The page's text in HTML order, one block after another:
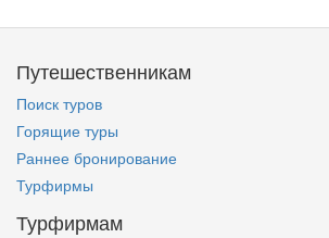
Путешественникам
Поиск туров
Горящие туры
Раннее бронирование
Турфирмы
Турфирмам